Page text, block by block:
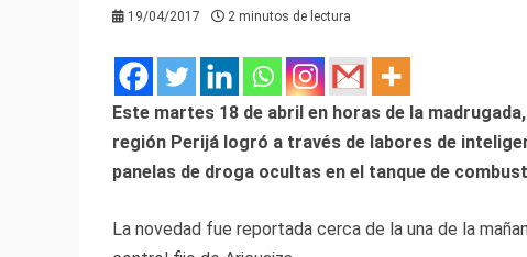
19/04/2017 2 minutos de lectura
Este martes 18 de abril en horas de la
región Perijá logró a través de labores de
panelas de droga ocultas en el tanque de
La novedad fue reportada cerca de la una de la